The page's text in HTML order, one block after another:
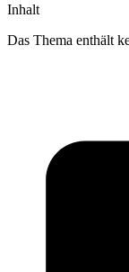
Inhalt
Das Thema enthält